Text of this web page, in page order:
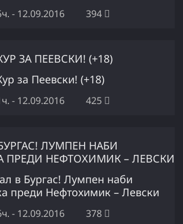
- 12.09.2016 394
за Пеевски! (+18)
- 12.09.2016 425
в Бургас! Лумпен наби
преди Нефтохимик – Левски
- 12.09.2016 378